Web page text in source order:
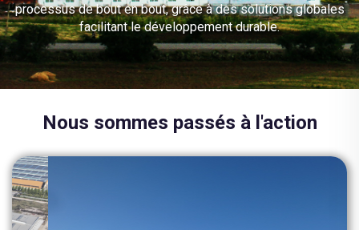
processus de bout en bout, grâce à des solutions globales
facilitant le développement durable.
Nous sommes passés à l'action